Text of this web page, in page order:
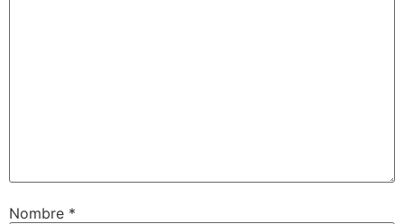
Nombre *